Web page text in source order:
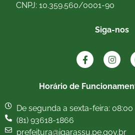
CNPJ: 10.359.560/0001-90
Siga-nos
Horário de
De segunda a sexta-feira: 08:00
(81) 93618-1866
prefeitura@igarassu.pe.gov.br